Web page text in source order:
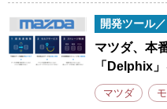
開発ツール
マツダ、本
「Delphix
マツダ